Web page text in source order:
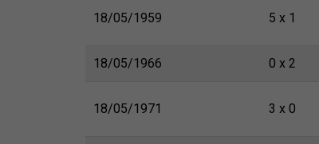
18/05/1959 5 x 1
18/05/1966 0 x 2
18/05/1971 3 x 0